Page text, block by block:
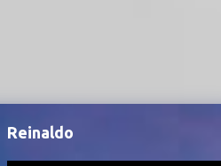
Reinaldo